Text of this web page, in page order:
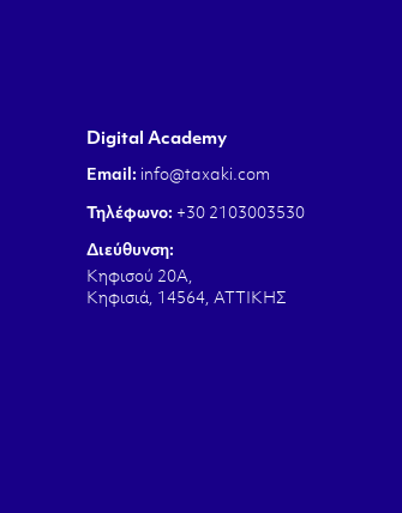
Digital Academy
Email: info@taxaki.com
Τηλέφωνο: +30 2103003530
Διεύθυνση:
Κηφισού 20Α,
Κηφισιά, 14564, ΑΤΤΙΚΗΣ